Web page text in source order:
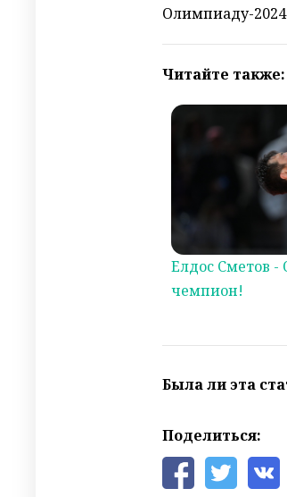
Олимпиаду-
Читайте также:
Елдос Сметов
чемпион!
Была ли эта
Поделиться: